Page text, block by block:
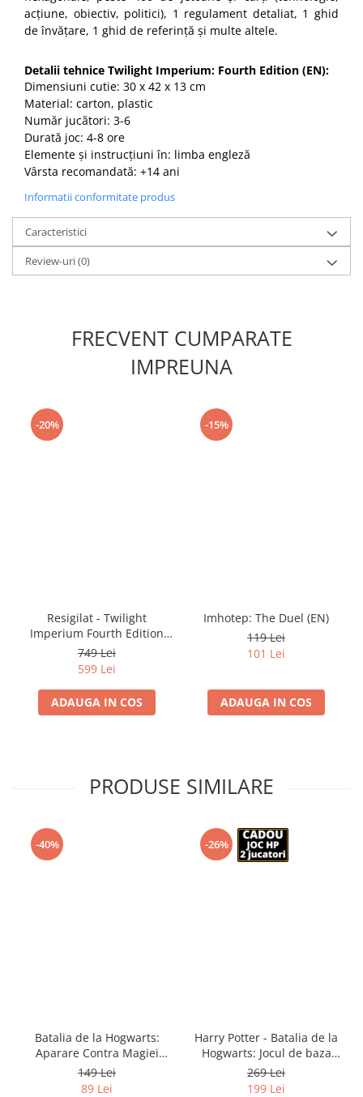
acțiune, obiectiv, politici), 1 regulament detaliat, 1 ghid
de învățare, 1 ghid de referință și multe altele.
Detalii tehnice Twilight Imperium: Fourth Edition (EN):
Dimensiuni cutie: 30 x 42 x 13 cm
Material: carton, plastic
Număr jucători: 3-6
Durată joc: 4-8 ore
Elemente și instrucțiuni în: limba engleză
Vârsta recomandată: +14 ani
Informatii conformitate produs
Caracteristici
Review-uri(0)
FRECVENT CUMPARATE
IMPREUNA
-20%
Resigilat - Twilight
Imperium Fourth Edition
(EN)
749 Lei
599 Lei
ADAUGA IN COS
-15%
Imhotep: The Duel (EN)
119 Lei
101 Lei
ADAUGA IN COS
PRODUSE SIMILARE
-40%
Batalia de la Hogwarts:
Aparare Contra Magiei
Negre (RO)
149 Lei
89 Lei
-26%
Harry Potter - Batalia de la
Hogwarts: Jocul de baza
(RO)
269 Lei
199 Lei